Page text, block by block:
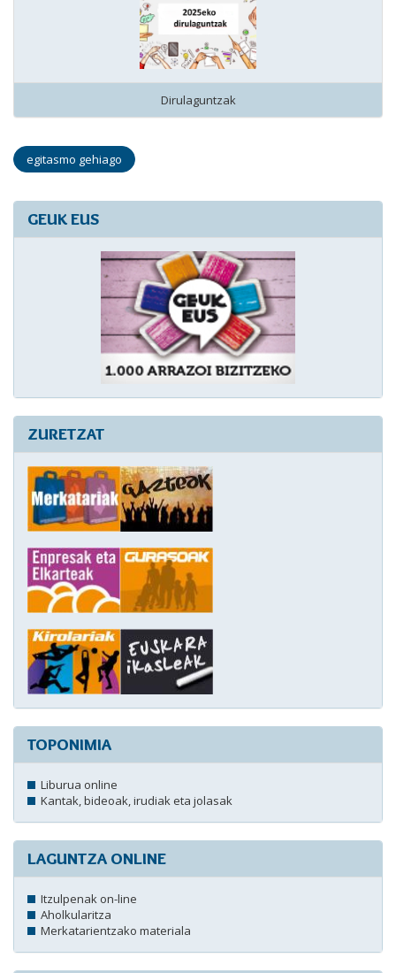
Dirulaguntzak
egitasmo gehiago
GEUK EUS
ZURETZAT
TOPONIMIA
Liburua online
Kantak, bideoak, irudiak eta jolasak
LAGUNTZA ONLINE
Itzulpenak on-line
Aholkularitza
Merkatarientzako materiala